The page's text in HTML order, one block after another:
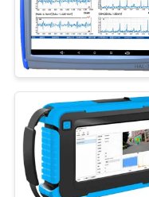
НАС
ФАБРИКИ
ПРОВЕРКА
КАЧЕСТВА